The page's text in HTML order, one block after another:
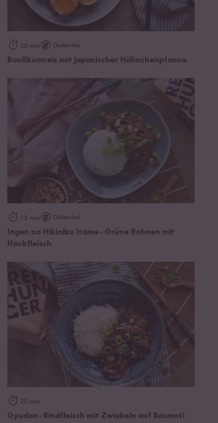
30 min Glutenfrei
Basilikumreis mit japanischer Hähnchenpfanne
15 min Glutenfrei
Ingen no Hikiniku Itame - Grüne Bohnen mit
Hackfleisch
20 min
Gyudon - Rindfleisch mit Zwiebeln auf Basmati